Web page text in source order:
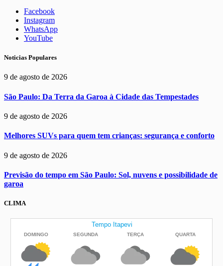
Facebook
Instagram
WhatsApp
YouTube
Noticias Populares
9 de agosto de 2026
São Paulo: Da Terra da Garoa à Cidade das Tempestades
9 de agosto de 2026
Melhores SUVs para quem tem crianças: segurança e conforto
9 de agosto de 2026
Previsão do tempo em São Paulo: Sol, nuvens e possibilidade de
garoa
CLIMA